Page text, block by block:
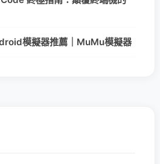
模擬器推薦｜MuMu模擬器